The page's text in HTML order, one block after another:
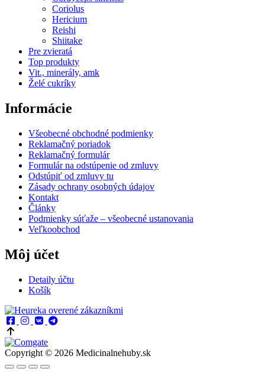
Coriolus
Hericium
Reishi
Shiitake
Pre zvieratá
Top produkty
Vit., minerály, amk
Želé cukríky
Informácie
Všeobecné obchodné podmienky
Reklamačný poriadok
Reklamačný formulár
Formulár na odstúpenie od zmluvy
Odstúpiť od zmluvy tu
Zásady ochrany osobných údajov
Kontakt
Články
Podmienky súťaže – všeobecné ustanovania
Veľkoobchod
Môj účet
Detaily účtu
Košík
Copyright © 2026 Medicinalnehuby.sk